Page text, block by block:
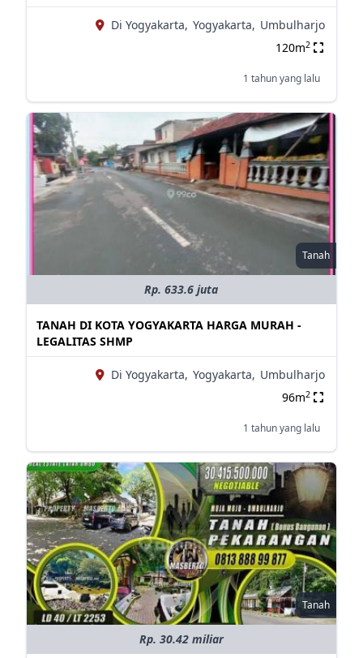
Di Yogyakarta, Yogyakarta, Umbulharjo
120m2
1 tahun yang lalu
Tanah
Rp. 633.6 juta
TANAH DI KOTA YOGYAKARTA HARGA MURAH -
LEGALITAS SHMP
Di Yogyakarta, Yogyakarta, Umbulharjo
96m2
1 tahun yang lalu
Tanah
Rp. 30.42 miliar